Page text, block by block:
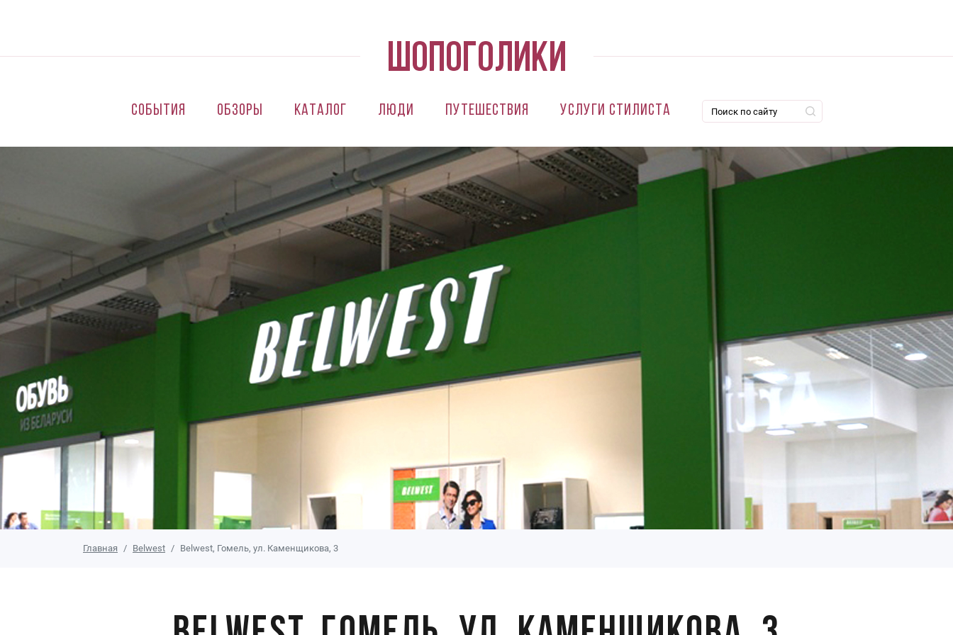
События Обзоры Каталог Люди Путешествия Услуги стилиста
Главная Belwest Belwest, Гомель, ул. Каменщикова, 3